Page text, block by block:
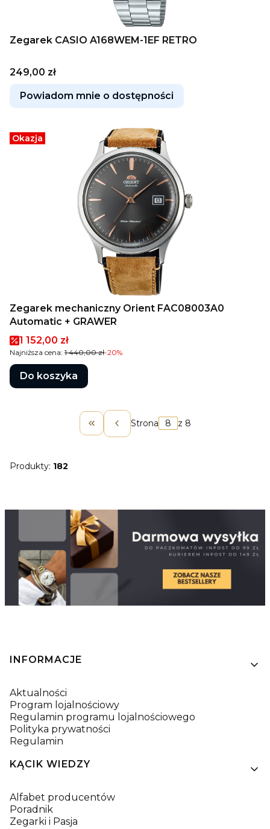
Zegarek CASIO A168WEM-1EF RETRO
Cena
249,00 zł
Powiadom mnie o dostępności
Okazja
Zegarek mechaniczny Orient FAC08003A0
Automatic + GRAWER
Cena promocyjna
1 152,00 zł
Najniższa cena: 1 440,00 zł-20%
Do koszyka
Wróć do pierwszej strony z
Strona z 8
Produkty: 182
Linki w stopce
INFORMACJE
Aktualności
Program lojalnościowy
Regulamin programu lojalnościowego
Polityka prywatności
Regulamin
KĄCIK WIEDZY
Alfabet producentów
Poradnik
Zegarki i Pasja